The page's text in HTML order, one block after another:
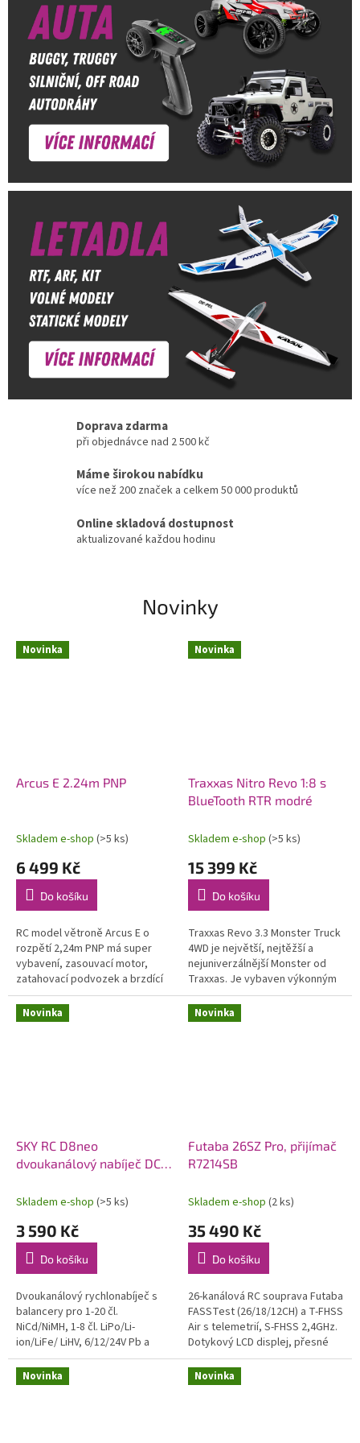
Doprava zdarma
při objednávce nad 2 500 kč
Máme širokou nabídku
více než 200 značek a celkem 50 000 produktů
Online skladová dostupnost
aktualizované každou hodinu
Novinky
Novinka
Arcus E 2.24m PNP
Skladem e-shop (>5 ks)
6 499 Kč
Do košíku
RC model větroně Arcus E o
rozpětí 2,24m PNP má super
vybavení, zasouvací motor,
zatahovací podvozek a brzdící
štíty! Zároveň si však zachovává
výhodu robustního materiálu
EPO,...
Novinka
Traxxas Nitro Revo 1:8 s
BlueTooth RTR modré
Skladem e-shop (>5 ks)
15 399 Kč
Do košíku
Traxxas Revo 3.3 Monster Truck
4WD je největší, nejtěžší a
nejuniverzálnější Monster od
Traxxas. Je vybaven výkonným
závodním motorem TRX 3.3 s
laděným výfukem, RC
soupravou...
Novinka
SKY RC D8neo
dvoukanálový nabíječ DC
Skladem e-shop (>5 ks)
3 590 Kč
Do košíku
Dvoukanálový rychlonabíječ s
balancery pro 1-20 čl.
NiCd/NiMH, 1-8 čl. LiPo/Li-
ion/LiFe/ LiHV, 6/12/24V Pb a
bezúdržbové Pb AGM proudem
0,1-32A (max. 1x1100W nebo
celkem max....
Novinka
Futaba 26SZ Pro, přijímač
R7214SB
Skladem e-shop (2 ks)
35 490 Kč
Do košíku
26-kanálová RC souprava Futaba
FASSTest (26/18/12CH) a T-FHSS
Air s telemetrií, S-FHSS 2,4GHz.
Dotykový LCD displej, přesné
celokovové křížové ovladače, 8
přepínačů, 4 posuvné a...
Novinka Novinka